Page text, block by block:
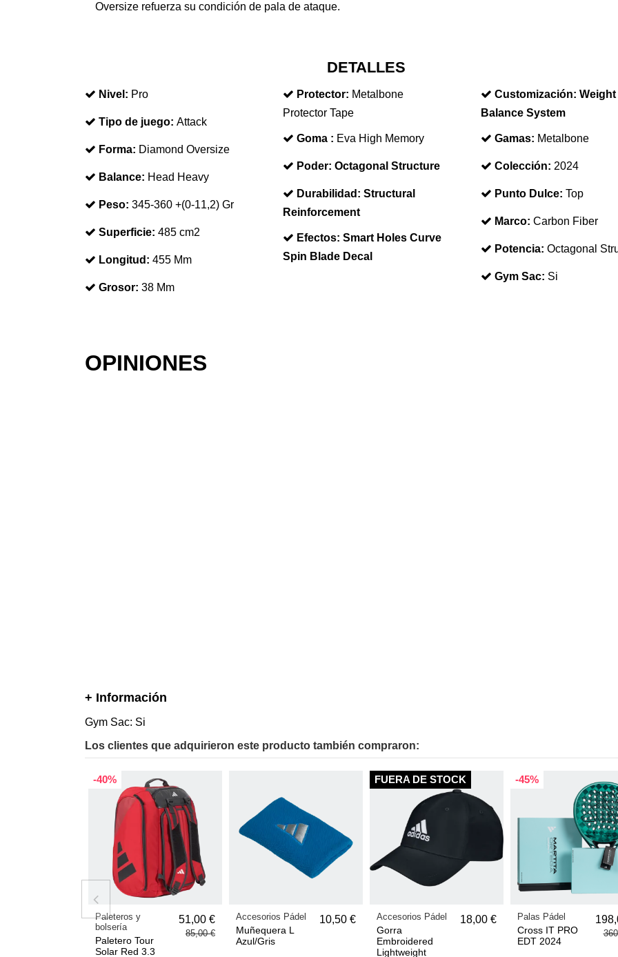
Oversize refuerza su condición de pala de ataque.
DETALLES
Nivel: Pro
Tipo de juego: Attack
Forma: Diamond Oversize
Balance: Head Heavy
Peso: 345-360 +(0-11,2) Gr
Superficie: 485 cm2
Longitud: 455 Mm
Grosor: 38 Mm
Protector: Metalbone
Protector Tape
Goma : Eva High Memory
Poder: Octagonal Structure
Durabilidad: Structural
Reinforcement
Efectos: Smart Holes Curve
Spin Blade Decal
Customización: Weight
Balance System
Gamas: Metalbone
Colección: 2024
Punto Dulce: Top
Marco: Carbon Fiber
Potencia: Octagonal
Gym Sac: Si
OPINIONES
+ Información
Gym Sac: Si
Los clientes que adquirieron este producto también compraron:
-40%
Paleteros y
bolsería
Paletero Tour
Solar Red 3.3
51,00 €
85,00 €
Accesorios Pádel
Muñequera L
Azul/Gris
10,50 €
FUERA DE STOCK
Accesorios Pádel
Gorra
Embroidered
Lightweight
18,00 €
-45%
Palas Pádel
Cross IT PRO
EDT 2024